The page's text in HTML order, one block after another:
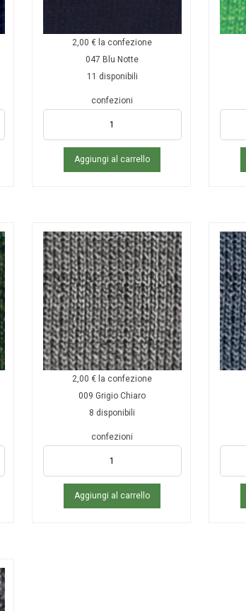
2,00 € la confezione
047 Blu Notte
11 disponibili
confezioni
Aggiungi al carrello
2,00 € la confezione
009 Grigio Chiaro
8 disponibili
confezioni
Aggiungi al carrello